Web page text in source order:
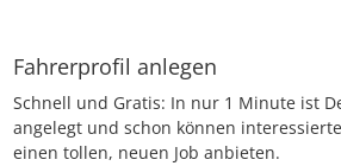
Fahrerprofil anlegen
Schnell und Gratis: In nur 1 Minute ist
angelegt und schon können
einen tollen, neuen Job anbieten.